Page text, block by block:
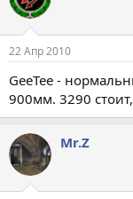
22 Апр 2010
GeeTee -
900мм. 3290
Mr.Z